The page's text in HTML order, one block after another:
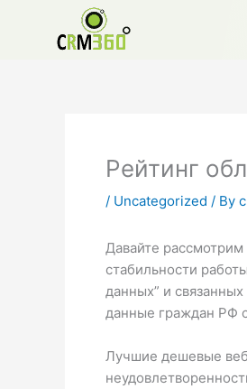
Рейтинг
/ Uncategorized / By
Давайте
стабильности
данных” и
данные граждан РФ
Лучшие дешевые